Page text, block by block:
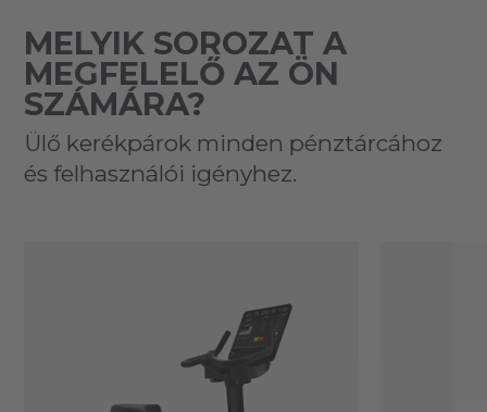
MELYIK SOROZAT A
MEGFELELŐ AZ ÖN
SZÁMÁRA?
Ülő kerékpárok minden pénztárcához
és felhasználói igényhez.